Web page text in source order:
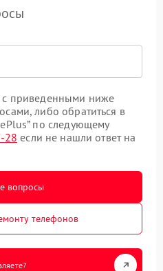
с приведенными ниже
либо обратиться в
по следующему
28 если не нашли ответ на
вопросы
телефонов